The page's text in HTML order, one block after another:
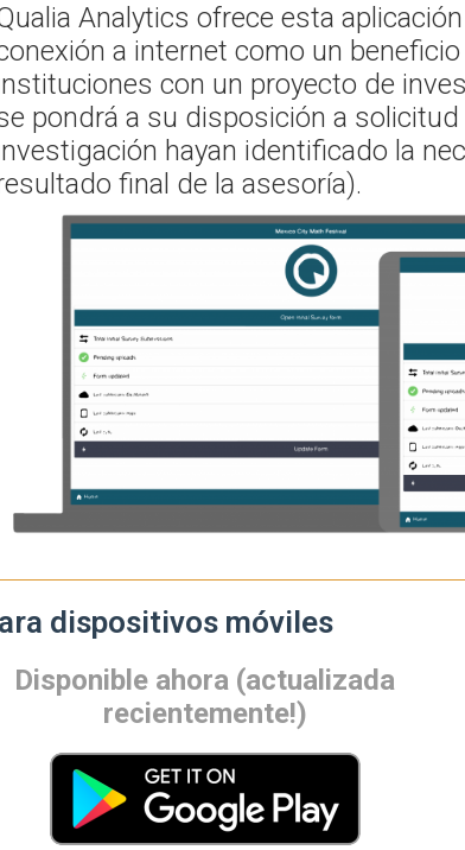
Analytics ofrece esta
a internet como un
con un proyecto de
pondrá a su disposición a
hayan identificado la
final de la asesoría).
dispositivos móviles
Disponible ahora (actualizada
recientemente!)